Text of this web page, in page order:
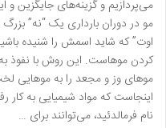
می‌پردازیم و گزینه‌های جایگزین و
مو در دوران بارداری یک “نه” بزرگ
اوت” که شاید اسمش را شنیده
کردن موهاست. این روش با نفوذ
موهای وز و مجعد را به موهایی
اینجاست که مواد شیمیایی به کار
نام فرمالدئید، می‌توانند برای …